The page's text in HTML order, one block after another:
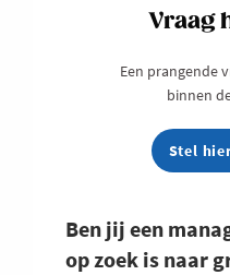
Ben jij een
op zoek is naar
Vraag
Een prangende
binnen
Stel